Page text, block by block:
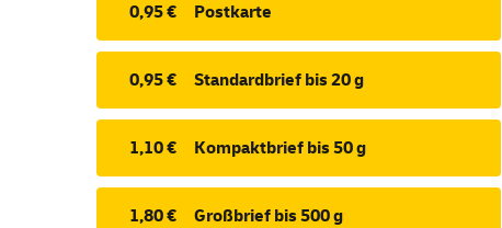
0,95 € Postkarte
0,95 € Standardbrief bis 20 g
1,10 € Kompaktbrief bis 50 g
1,80 € Großbrief bis 500 g